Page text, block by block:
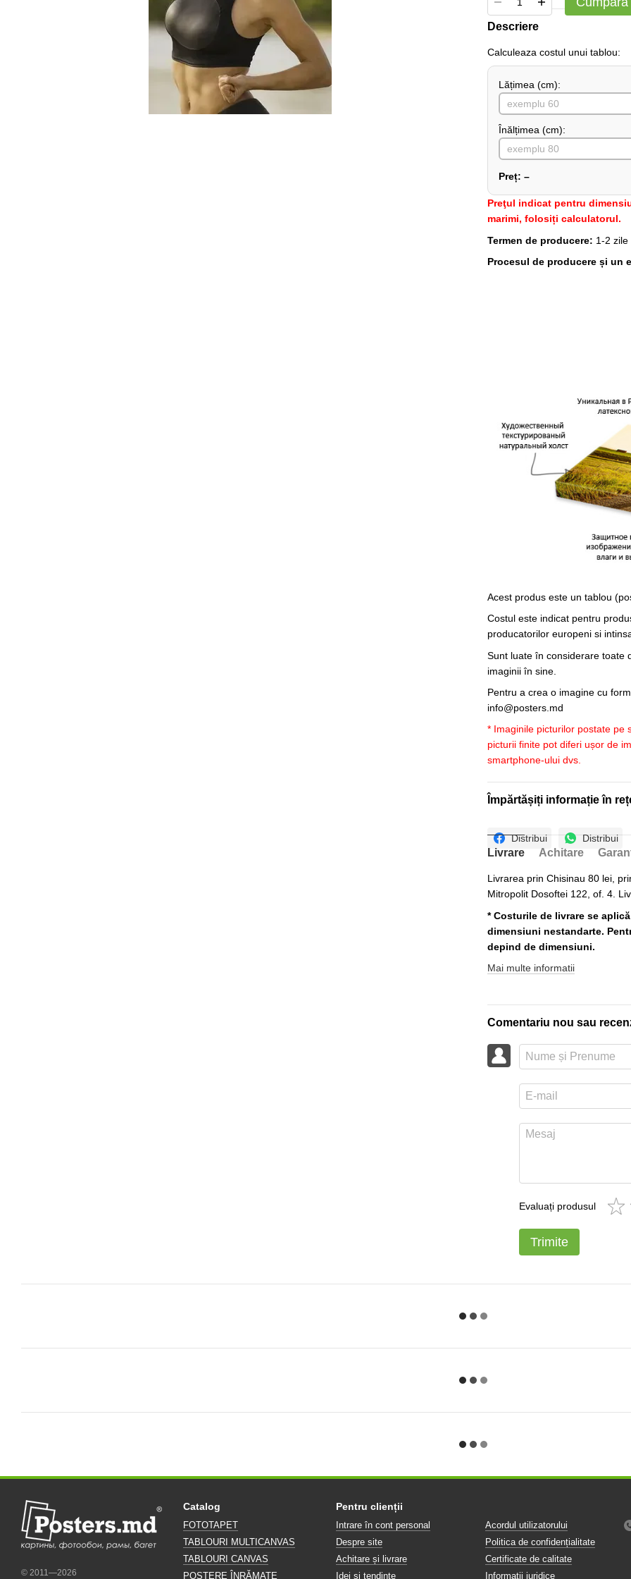
Descriere
Сalculeaza costul unui tablou:
Lățimea (сm):
Înălțimea (cm):
Preț: –
Preţul indicat pentru
marimi, folosiți calculatorul.
Termen de producere: 1-2
Procesul de producere și un
Acest produs este un tablou
Costul este indicat pentru
producatorilor europeni si
Sunt luate în considerare toate
imaginii în sine.
Pentru a crea o imagine cu
info@posters.md
* Imaginile picturilor postate pe
picturii finite pot diferi ușor de
smartphone-ului dvs.
Împărtășiți informație în
Distribui Distribui
Livrare Achitare
Livrarea prin Chisinau 80 lei,
Mitropolit Dosoftei 122, of. 4.
* Costurile de livrare se
dimensiuni nestandarte.
depind de dimensiuni.
Mai multe informatii
Comentariu nou sau
Evaluați produsul
Trimite
© 2011—2026
Catalog
FOTOTAPET
TABLOURI MULTICANVAS
TABLOURI CANVAS
POSTERE ÎNRĂMATE
Pentru clienții
Intrare în cont personal
Despre site
Achitare și livrare
Idei și tendințe
Acordul utilizatorului
Politica de confidențialitate
Certificate de calitate
Informații juridice